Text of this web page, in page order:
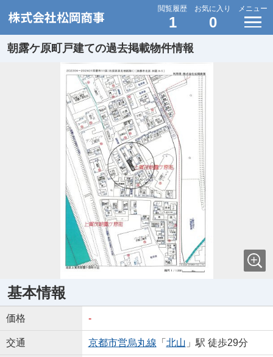
閲覧履歴
1
お気に入り
0
メニュー
朝露ケ原町戸建ての過去掲載物件情報
基本情報
価格 -
交通 京都市営烏丸線 「 北山 」駅 徒歩29分